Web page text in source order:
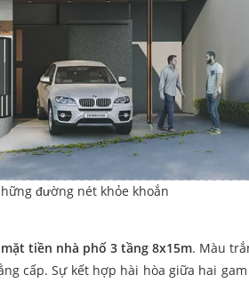
đường nét khỏe khoắn
tiền nhà phố 3 tầng 8x15m. Màu
cấp. Sự kết hợp hài hòa giữa hai